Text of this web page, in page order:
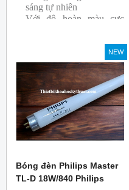
sáng tự nhiên
Với độ hoàn màu cực
Sản phẩm được sản xuất
bởi hãng Philips, xuất xứ
Ba lan
NEW
Bóng đèn Philips Master
TL-D 18W/840 Philips